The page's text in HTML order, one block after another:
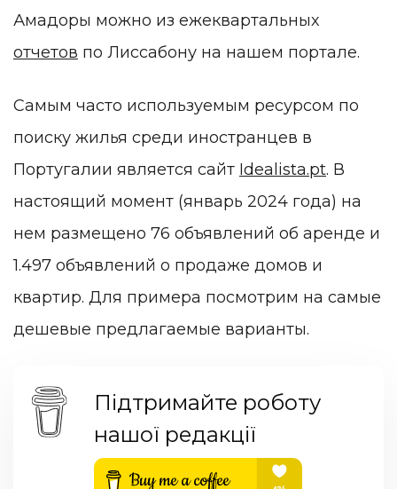
Амадоры можно из ежеквартальных
отчетов по Лиссабону на нашем портале.
Самым часто используемым ресурсом по
поиску жилья среди иностранцев в
Португалии является сайт Idealista.pt. В
настоящий момент (январь 2024 года) на
нем размещено 76 объявлений об аренде и
1.497 объявлений о продаже домов и
квартир. Для примера посмотрим на самые
дешевые предлагаемые варианты.
Підтримайте роботу
нашої редакції